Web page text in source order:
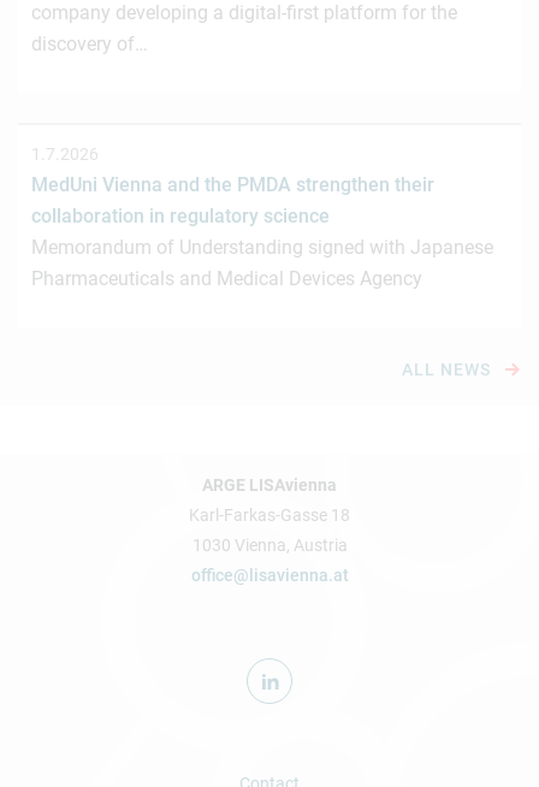
company developing a digital-first platform for the
discovery of…
1.7.2026
MedUni Vienna and the PMDA strengthen their
collaboration in regulatory science
Memorandum of Understanding signed with Japanese
Pharmaceuticals and Medical Devices Agency
ALL NEWS
ARGE LISAvienna
Karl-Farkas-Gasse 18
1030 Vienna, Austria
office@lisavienna.at